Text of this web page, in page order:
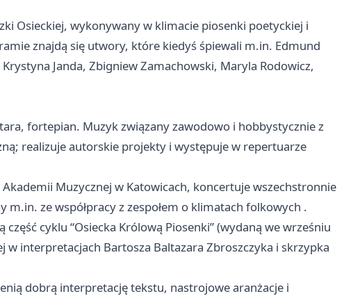
Osieckiej, wykonywany w klimacie piosenki poetyckiej i
znajdą się utwory, które kiedyś śpiewali m.in. Edmund
Janda, Zbigniew Zamachowski, Maryla Rodowicz,
fortepian. Muzyk związany zawodowo i hobbystycznie z
realizuje autorskie projekty i występuje w repertuarze
Muzycznej w Katowicach, koncertuje wszechstronnie
m.in. ze współpracy z zespołem o klimatach folkowych .
cyklu “Osiecka Królową Piosenki” (wydaną we wrześniu
interpretacjach Bartosza Baltazara Zbroszczyka i skrzypka
dobrą interpretację tekstu, nastrojowe aranżacje i